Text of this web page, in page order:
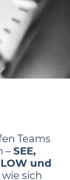
Teams
– SEE,
und
sich